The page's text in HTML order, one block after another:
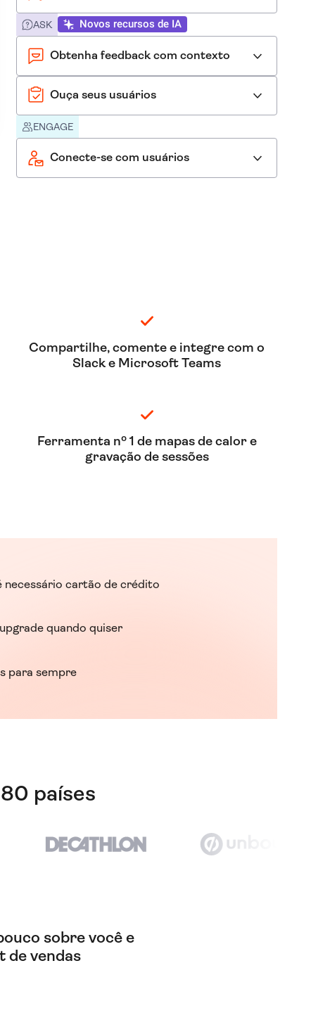
ASK Novos recursos de IA
Obtenha feedback com contexto
Ouça seus usuários
ENGAGE
Conecte-se com usuários
Compartilhe, comente e integre com o
Slack e Microsoft Teams
Ferramenta nº 1 de mapas de calor e
gravação de sessões
necessário cartão de crédito
quando quiser
para sempre
países
sobre você e
de vendas